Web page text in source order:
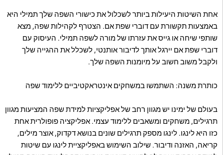
אחת השיטות היעילות ביותר לשכלול את כישורי השפה שלך תמילי היא
באמצעות תקשורת עם דוברי שפת אם. הצטרף לקהילות שפה, מצא
שותפי שיחה או גייס את עזרתו של מורה לשפה תמילי. העיסוק עם
דוברי שפת אם יירגל אותך לדיבור אותנטי, לשכלל את ההגייה שלך
ולקבל משוב חשוב על מיומנות השפה שלך.
כותרת משנה: השתמשו במשחקים אינטראקטיביים ללימוד שפה
בעולם של ימינו יש מגוון רחב של אפליקציות למידת שפה המציעות מגוון
תרגילים, משחקים ומשאבים ללימוד עצמי. אפליקציה פופולרית אחת
כזו היא לינגו. לינגו מספק תרגילים שונים בנושא דקדוק, אוצר מילים,
קריאה, האזנה ודיבור. שילוב השימוש באפליקציית לינגו עם שיטות